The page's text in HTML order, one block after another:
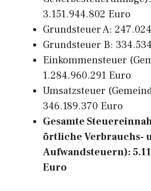
3.151.944.802 Euro
Grundsteuer A:
Grundsteuer B:
Einkommensteuer
1.284.960.291 Euro
Umsatzsteuer
346.189.370 Euro
Gesamte
örtliche Verbrauchs-
Aufwandsteuern):
Euro